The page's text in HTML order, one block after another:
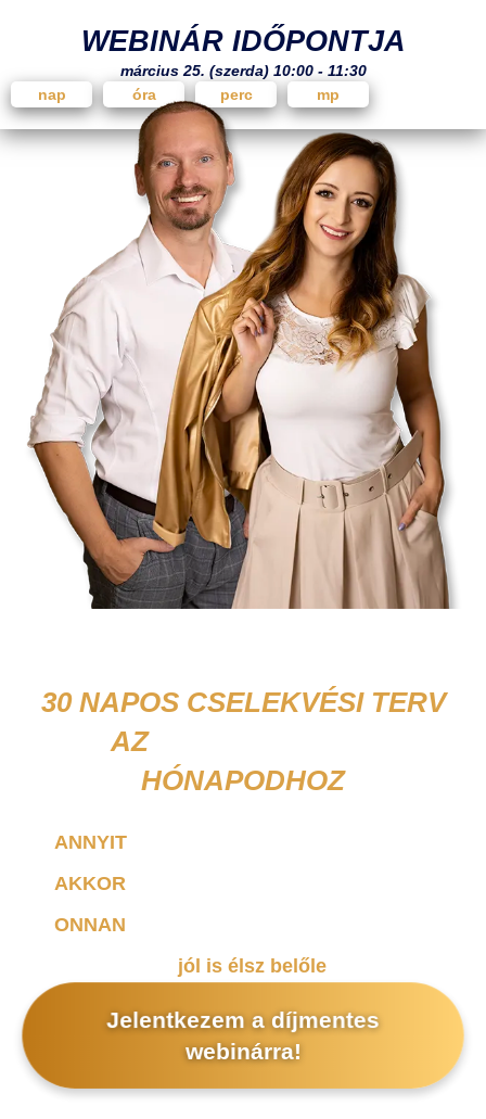
WEBINÁR IDŐPONTJA
március 25. (szerda) 10:00 - 11:30
nap
óra perc mp
30 NAPOS CSELEKVÉSI TERV
AZ
HÓNAPODHOZ
ANNYIT
AKKOR
ONNAN
jól is élsz belőle
Jelentkezem a díjmentes
webinárra!